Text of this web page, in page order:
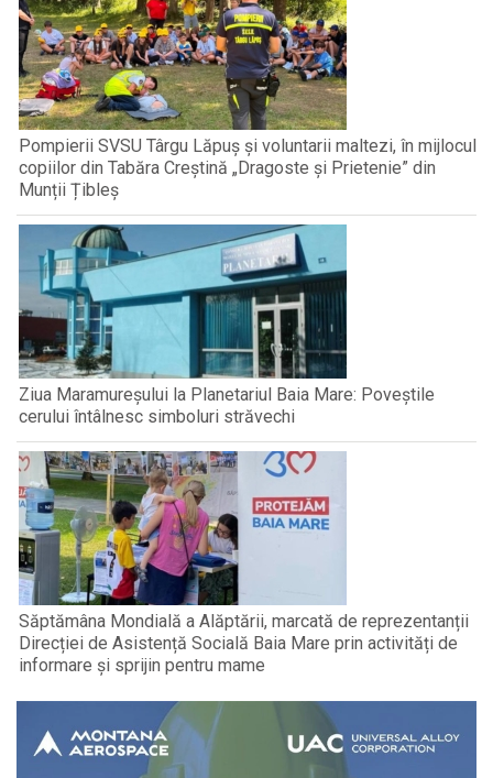
Pompierii SVSU Târgu Lăpuș și voluntarii maltezi, în mijlocul
copiilor din Tabăra Creștină „Dragoste și Prietenie” din
Munții Țibleș
Ziua Maramureșului la Planetariul Baia Mare: Poveștile
cerului întâlnesc simboluri străvechi
Săptămâna Mondială a Alăptării, marcată de reprezentanții
Direcției de Asistență Socială Baia Mare prin activități de
informare și sprijin pentru mame